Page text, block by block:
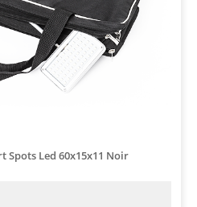
Spots Led 60x15x11 Noir